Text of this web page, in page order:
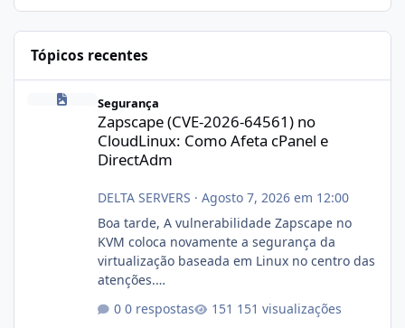
Tópicos recentes
Zapscape (CVE-2026-64561) no CloudLinux: Como Afeta cPanel
Segurança
Zapscape (CVE-2026-64561) no
CloudLinux: Como Afeta cPanel e
DirectAdm
DELTA SERVERS · Agosto 7, 2026 em 12:00
Boa tarde, A vulnerabilidade Zapscape no
KVM coloca novamente a segurança da
virtualização baseada em Linux no centro das
atenções.
xjx23zz5f Criamos uma breve explicação:
0 respostas 151 visualizações